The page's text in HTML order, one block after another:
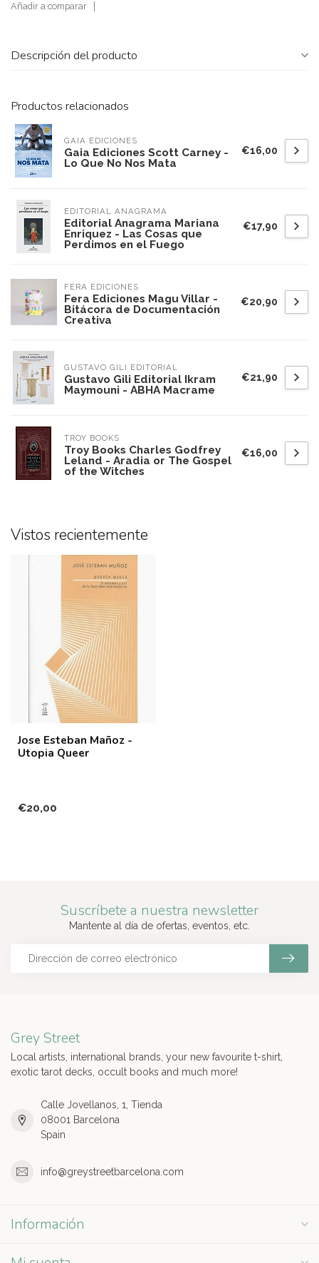
Añadir a comparar
Descripción del producto
Productos relacionados
GAIA EDICIONES
Gaia Ediciones Scott Carney -
Lo Que No Nos Mata
€16,00
EDITORIAL ANAGRAMA
Editorial Anagrama Mariana
Enriquez - Las Cosas que
Perdimos en el Fuego
€17,90
FERA EDICIONES
Fera Ediciones Magu Villar -
Bitácora de Documentación
Creativa
€20,90
GUSTAVO GILI EDITORIAL
Gustavo Gili Editorial Ikram
Maymouni - ABHA Macrame
€21,90
TROY BOOKS
Troy Books Charles Godfrey
Leland - Aradia or The Gospel
of the Witches
€16,00
Vistos recientemente
Jose Esteban Mañoz -
Utopia Queer
€20,00
Suscríbete a nuestra newsletter
Mantente al día de ofertas, eventos, etc.
Grey Street
Local artists, international brands, your new favourite t-shirt,
exotic tarot decks, occult books and much more!
Calle Jovellanos, 1, Tienda
08001 Barcelona
Spain
info@greystreetbarcelona.com
Información